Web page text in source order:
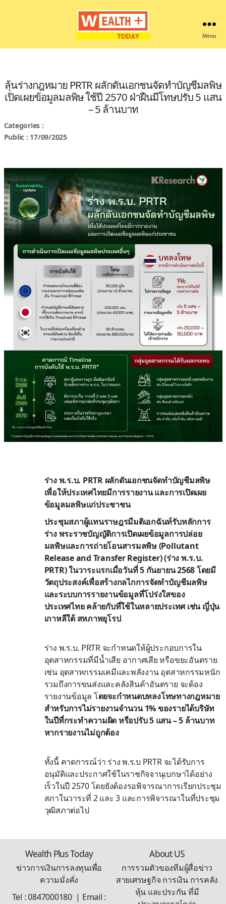
Menu
ลุ้นร่างกฎหมาย PRTR ผลักดันเอกชนจัดทำบัญชีมลพิษ
เปิดเผยข้อมูลมลพิษ ใช้ปี 2570 ฝ่าฝืนมีโทษปรับ 5 แสน
– 5 ล้านบาท
Categories :
Public : 17/09/2025
ร่าง พ.ร.บ. PRTR ผลักดันเอกชนจัดทำบัญชีมลพิษ
เพื่อให้ประเทศไทยมีการรายงาน และการเปิดเผย
ข้อมูลมลพิษแก่ประชาชน
ประชุมสภาผู้แทนราษฎรมีมติเอกฉันท์รับหลักการ
ร่าง พระราชบัญญัติการเปิดเผยข้อมูลการปล่อย
มลพิษและการถ่ายโอนสารมลพิษ (Pollutant
Release and Transfer Register) (ร่าง พ.ร.บ.
PRTR) ในวาระแรกเมื่อวันที่ 5 กันยายน 2568 โดยมี
วัตถุประสงค์เพื่อสร้างกลไกการจัดทำบัญชีมลพิษ
และระบบการรายงานข้อมูลที่โปร่งใสของ
ประเทศไทย คล้ายกับที่ใช้ในหลายประเทศ เช่น ญี่ปุ่น
เกาหลีใต้ สหภาพยุโรป
ร่าง พ.ร.บ. PRTR จะกำหนดให้ผู้ประกอบการใน
อุตสาหกรรมที่มีน้ำเสีย อากาศเสีย หรือขยะอันตราย
เช่น อุตสาหกรรมเคมีและพลังงาน อุตสาหกรรมหนัก
รวมถึงการขนส่งและคลังสินค้าอันตราย จะต้อง
รายงานข้อมูล โดยจะกำหนดบทลงโทษทางกฎหมาย
สำหรับการไม่รายงานจำนวน 1% ของรายได้บริษัท
ในปีที่กระทำความผิด หรือปรับ 5 แสน – 5 ล้านบาท
หากรายงานไม่ถูกต้อง
ทั้งนี้ คาดการณ์ว่า ร่าง พ.ร.บ PRTR จะได้รับการ
อนุมัติและประกาศใช้ในราชกิจจานุเบกษาได้อย่าง
เร็วในปี 2570 โดยยังต้องรอพิจารณาการเรียกประชุม
สภาในวาระที่ 2 และ 3 และการพิจารณาในที่ประชุม
วุฒิสภาต่อไป
Wealth Plus Today
ข่าวการเงินการลงทุนเพื่อ
ความมั่งคั่ง
Tel : 0847000180 | Email :
About US
การรวมตัวของทีมผู้สื่อข่าว
สายเศรษฐกิจ การเงิน การคลัง
หุ้น และประกัน ที่มี